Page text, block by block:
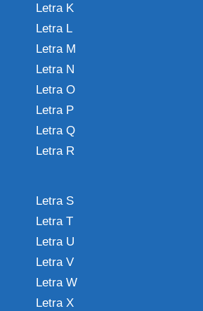
Letra K
Letra L
Letra M
Letra N
Letra O
Letra P
Letra Q
Letra R
Letra S
Letra T
Letra U
Letra V
Letra W
Letra X